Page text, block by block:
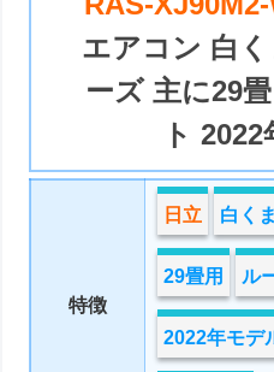
エアコン 白
ーズ 主に29
ト
特徴
日立 白く
29畳用 ル
2022年モデ